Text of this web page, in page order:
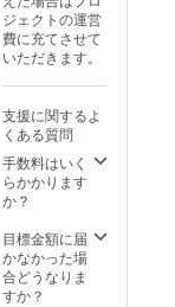
ticket will be
handed to you
on your first
visit. Please
mention that
you supported
me through
crowdfunding
when you
arrive. ・Ticket
valid from
to February 7,
2026.
【Participation
in the Tasting
ジェクトの運営
費に充てさせて
いただきます。
支援に関するよ
くある質問
手数料はいく
らかかります
か？
目標金額に届
かなかった場
合どうなりま
すか？